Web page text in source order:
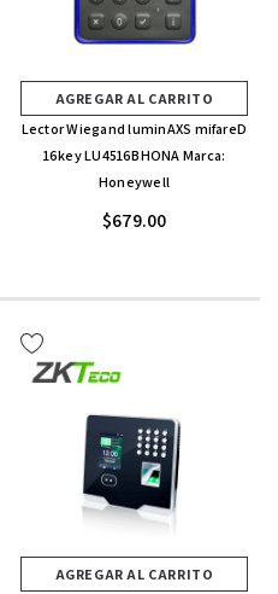
AGREGAR AL CARRITO
Lector Wiegand luminAXS mifareD
16key LU4516BHONA Marca:
Honeywell
$679.00
AGREGAR AL CARRITO